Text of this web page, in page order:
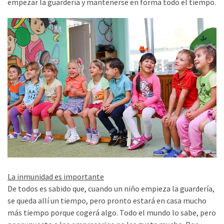
Afición
explorar
MOST
USED
CATEGORIES
No
categories
La inmunidad es importante
De todos es sabido que, cuando un niño empieza la guardería,
se queda allí un tiempo, pero pronto estará en casa mucho
más tiempo porque cogerá algo. Todo el mundo lo sabe, pero